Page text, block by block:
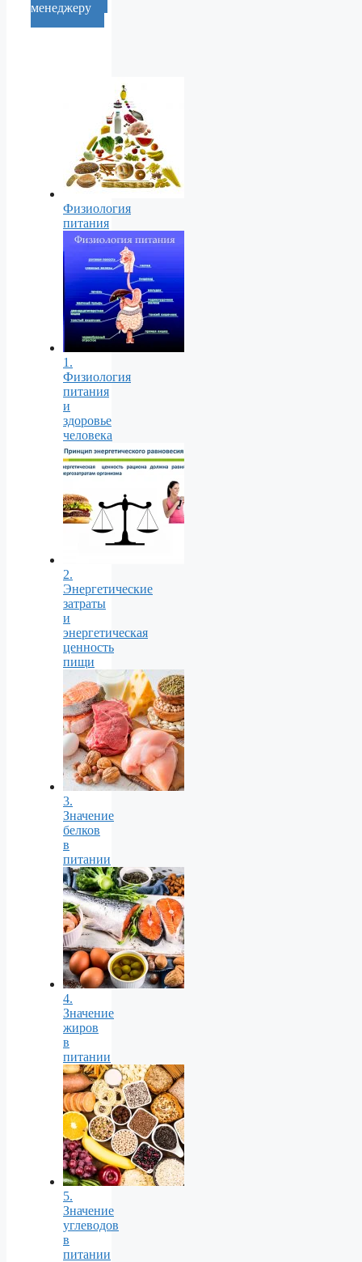
менеджеру
Физиология
питания
1.
Физиология
питания
и
здоровье
человека
2.
Энергетические
затраты
и
энергетическая
ценность
пищи
3.
Значение
белков
в
питании
4.
Значение
жиров
в
питании
5.
Значение
углеводов
в
питании